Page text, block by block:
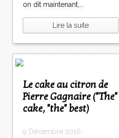
on dit maintenant,...
Lire la suite
Le cake au citron de
Pierre Gagnaire ("The"
cake, "the" best)
9 Décembre 2016